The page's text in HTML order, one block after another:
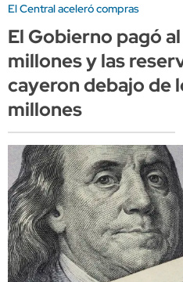
El Central aceleró compras
El Gobierno pagó
millones y las
cayeron debajo de
millones